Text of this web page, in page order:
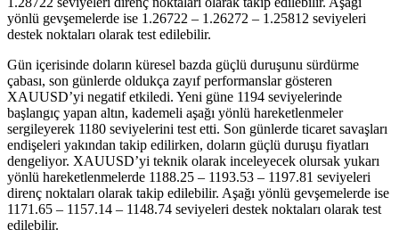
yönlü gevşemelerde ise 1.26722 – 1.26272 – 1.25812 seviyeleri
destek noktaları olarak test edilebilir.
Gün içerisinde doların küresel bazda güçlü duruşunu sürdürme
çabası, son günlerde oldukça zayıf performanslar gösteren
XAUUSD’yi negatif etkiledi. Yeni güne 1194 seviyelerinde
başlangıç yapan altın, kademeli aşağı yönlü hareketlenmeler
sergileyerek 1180 seviyelerini test etti. Son günlerde ticaret savaşları
endişeleri yakından takip edilirken, doların güçlü duruşu fiyatları
dengeliyor. XAUUSD’yi teknik olarak inceleyecek olursak yukarı
yönlü hareketlenmelerde 1188.25 – 1193.53 – 1197.81 seviyeleri
direnç noktaları olarak takip edilebilir. Aşağı yönlü gevşemelerde ise
1171.65 – 1157.14 – 1148.74 seviyeleri destek noktaları olarak test
edilebilir.